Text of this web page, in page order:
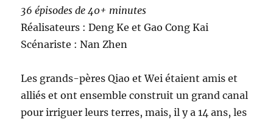
36 épisodes de 40+ minutes
Réalisateurs : Deng Ke et Gao Cong Kai
Scénariste : Nan Zhen
Les grands-pères Qiao et Wei étaient amis et
alliés et ont ensemble construit un grand canal
pour irriguer leurs terres, mais, il y a 14 ans, les